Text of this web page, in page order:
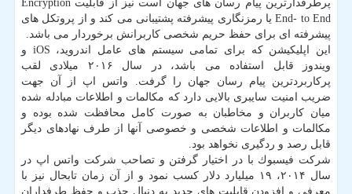
پرطرفدارترین پیام رسان های جهان است نیز از قابلیت Encryption
End- to End یا رمزنگاری پیشرفته پشتیبانی می كند و از پروتكل های
پیشرفته ای برای حفظ حریم شخصی كاربرانش برخوردار می باشد.
این اپلیكیشن كه برای تمامی سیستم های عامل اندروید، iOS و
ویندوز قابل استفاده می باشد، در سال ۲۰۱۶ میلادی لقب
پركاربردترین پیام رسان جهان را گرفت. واتس اپ از آن جهت
ضریب امنیت سایبری بالایی دارد كه مكالمات و اطلاعات مبادله شده
میان كاربران و مخاطبان به صورت كامل محافظت شده بوده و
مكالمات و اطلاعات شخصی و خصوصی آنها از طرف نهادهای دیگر
قابل رصد و ردگیری نخواهد بود.
شركت فیسبوك با در اختیار گرفتن و تصاحب شركت واتس اپ در
سال ۲۰۱۴، ۱۹ میلیارد دلار كسب نمود و از آن زمان تابحال نیز با
معرفی و افزودن قابلیت های جدید به دنبال جذب و حفظ طرفداران